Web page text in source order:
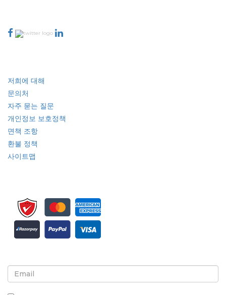
저희에 대해
문의처
자주 묻는 질문
개인정보 보호정책
면책 조항
환불 정책
사이트맵